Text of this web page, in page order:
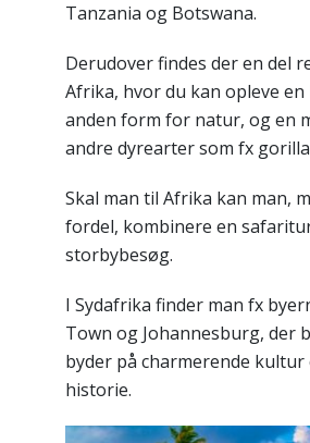
Tanzania og Botswana.
Derudover findes der en del
Afrika, hvor du kan opleve en
anden form for natur, og en
andre dyrearter som fx
Skal man til Afrika kan man,
fordel, kombinere en
storbybesøg.
I Sydafrika finder man fx
Town og Johannesburg, der
byder på charmerende kultur
historie.